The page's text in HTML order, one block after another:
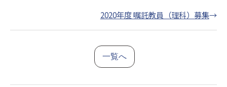
2020年度 嘱託教員（理科）募集→
一覧へ